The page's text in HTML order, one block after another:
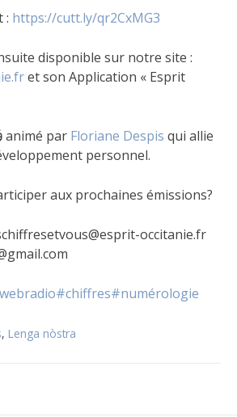
: https://cutt.ly/qr2CxMG3
disponible sur notre site :
et son Application « Esprit
animé par Floriane Despis qui allie
personnel.
aux prochaines émissions?
occitanie.fr
#chiffres#numérologie
, Lenga nòstra